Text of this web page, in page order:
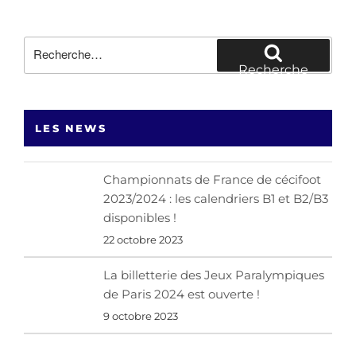
pour
Recherche
LES NEWS
Championnats de France de cécifoot
2023/2024 : les calendriers B1 et B2/B3
disponibles !
22 octobre 2023
La billetterie des Jeux Paralympiques
de Paris 2024 est ouverte !
9 octobre 2023